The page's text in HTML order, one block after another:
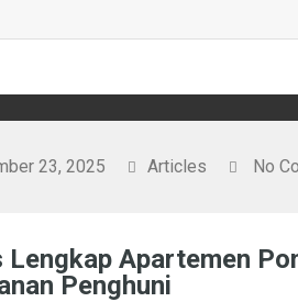
23, 2025 Articles No
Lengkap Apartemen
Penghuni